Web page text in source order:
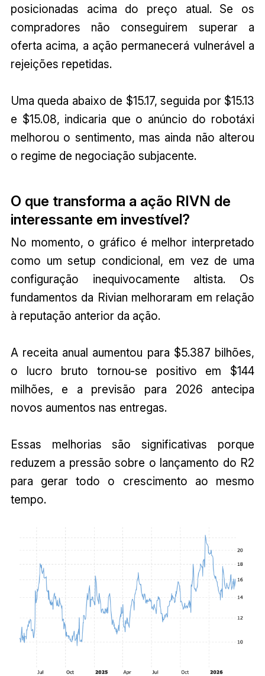
posicionadas acima do preço atual. Se os
compradores não conseguirem superar a
oferta acima, a ação permanecerá vulnerável a
rejeições repetidas.
Uma queda abaixo de $15.17, seguida por $15.13
e $15.08, indicaria que o anúncio do robotáxi
melhorou o sentimento, mas ainda não alterou
o regime de negociação subjacente.
O que transforma a ação RIVN de
interessante em investível?
No momento, o gráfico é melhor interpretado
como um setup condicional, em vez de uma
configuração inequivocamente altista. Os
fundamentos da Rivian melhoraram em relação
à reputação anterior da ação.
A receita anual aumentou para $5.387 bilhões,
o lucro bruto tornou-se positivo em $144
milhões, e a previsão para 2026 antecipa
novos aumentos nas entregas.
Essas melhorias são significativas porque
reduzem a pressão sobre o lançamento do R2
para gerar todo o crescimento ao mesmo
tempo.